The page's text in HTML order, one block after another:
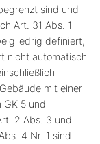
sind und
Art. 31 Abs. 1
definiert,
nicht automatisch
mit einer
GK 5 und
2 Abs. 3 und
4 Nr. 1 sind